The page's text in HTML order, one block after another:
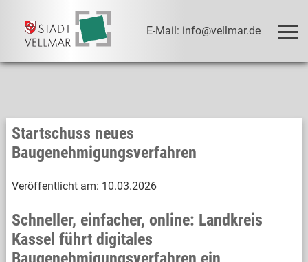
E-Mail: info@vellmar.de
Startschuss neues
Baugenehmigungsverfahren
Veröffentlicht am: 10.03.2026
Schneller, einfacher, online: Landkreis
Kassel führt digitales